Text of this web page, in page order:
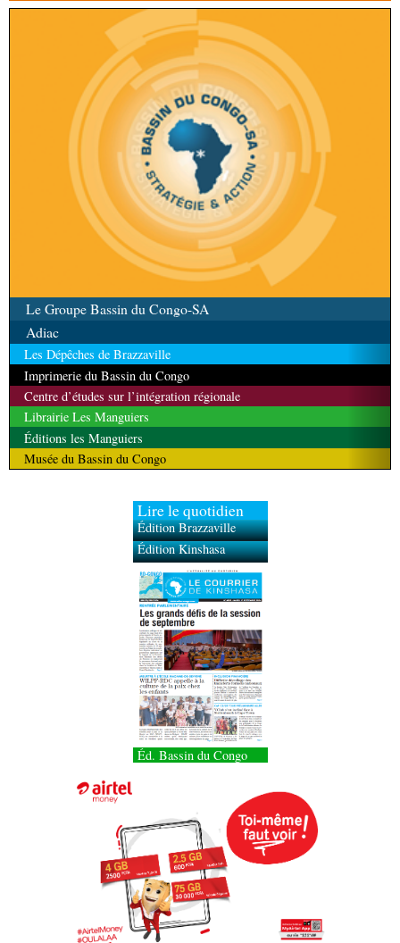
Le Groupe Bassin du Congo-SA
Adiac
Les Dépêches de Brazzaville
Imprimerie du Bassin du Congo
Centre d’études sur l’intégration régionale
Librairie Les Manguiers
Éditions les Manguiers
Musée du Bassin du Congo
Lire le quotidien
Édition Brazzaville
Édition Kinshasa
Éd. Bassin du Congo